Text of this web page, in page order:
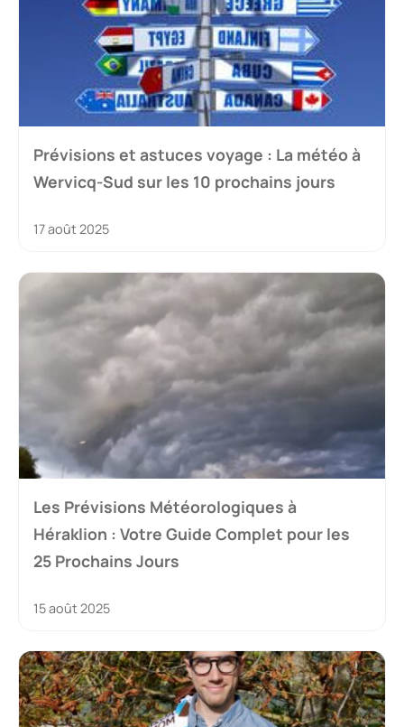
Prévisions et astuces voyage : La météo à
Wervicq-Sud sur les 10 prochains jours
17 août 2025
Les Prévisions Météorologiques à
Héraklion : Votre Guide Complet pour les
25 Prochains Jours
15 août 2025